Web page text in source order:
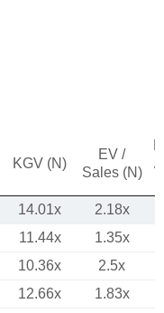
KGV (N)
EV /
Sales (N)
/
14.01x
2.18x
11.44x
1.35x
10.36x
2.5x
12.66x
1.83x